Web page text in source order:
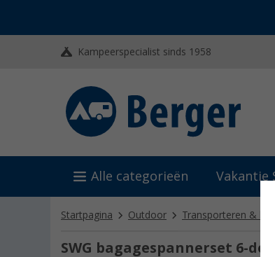
Kampeerspecialist sinds 1958
Alle categorieën Vakantie
Startpagina Outdoor Transporteren &
SWG bagagespannerset 6-